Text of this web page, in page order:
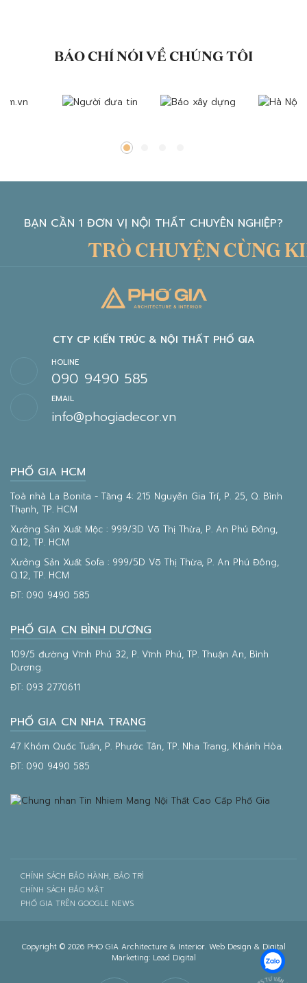
BÁO CHÍ NÓI VỀ CHÚNG TÔI
BẠN CẦN 1 ĐƠN VỊ NỘI THẤT CHUYÊN NGHIỆP?
TRÒ CHUYỆN CÙNG
HOLINE
090 9490 585
CTY CP KIẾN TRÚC & NỘI THẤT PHỐ GIA
EMAIL
info@phogiadecor.vn
PHỐ GIA HCM
Toà nhà La Bonita - Tầng 4: 215 Nguyễn Gia Trí, P. 25, Q. Bình
Thạnh, TP. HCM
Xưởng Sản Xuất Mộc : 999/3D Võ Thị Thừa, P. An Phú Đông,
Q.12, TP. HCM
Xưởng Sản Xuất Sofa : 999/5D Võ Thị Thừa, P. An Phú Đông,
Q.12, TP. HCM
ĐT: 090 9490 585
PHỐ GIA CN BÌNH DƯƠNG
109/5 đường Vĩnh Phú 32, P. Vĩnh Phú, TP. Thuận An, Bình
Dương.
ĐT: 093 2770611
PHỐ GIA CN NHA TRANG
47 Khóm Quốc Tuấn, P. Phước Tân, TP. Nha Trang, Khánh Hòa.
ĐT: 090 9490 585
CHÍNH SÁCH BẢO HÀNH, BẢO TRÌ
CHÍNH SÁCH BẢO MẬT
PHỐ GIA TRÊN GOOGLE NEWS
Copyright © 2026 PHO GIA Architecture & Interior. Web Design & Digital
Marketing: Lead Digital